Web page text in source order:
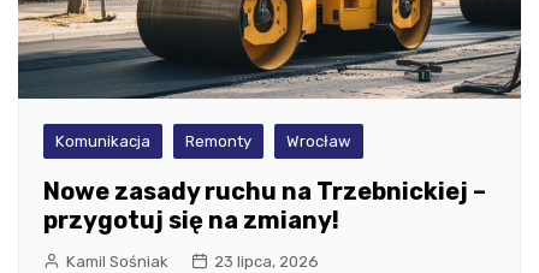
Komunikacja Remonty Wrocław
Nowe zasady ruchu na Trzebnickiej –
przygotuj się na zmiany!
Kamil Sośniak 23 lipca, 2026